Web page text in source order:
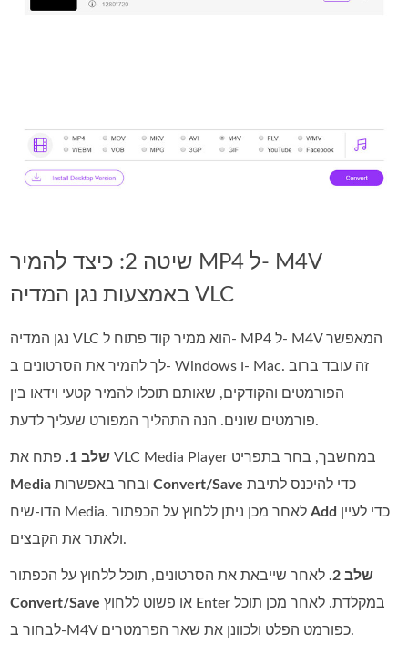
שיטה 2: כיצד להמיר MP4 ל- M4V
באמצעות נגן המדיה VLC
נגן המדיה VLC הוא ממיר קוד פתוח ל- MP4 ל- M4V המאפשר
לך להמיר את הסרטונים ב- Windows ו- Mac. זה עובד ברוב
הפורמטים והקודקים, שאותם תוכלו להמיר קטעי וידאו בין
פורמטים שונים. הנה התהליך המפורט שעליך לדעת.
שלב 1.
פתח את VLC Media Player במחשבך, בחר בתפריט
Media
ובחר באפשרותConvert/Save כדי להיכנס לתיבת
הדו‑שיח Media. לאחר מכן ניתן ללחוץ על הכפתורAdd
ולאתר את הקבצים.
שלב 2.
לאחר שייבאת את הסרטונים, תוכל ללחוץ על הכפתור
Convert/Save או פשוט ללחוץ Enter במקלדת. לאחר מכן תוכל
לבחור ב‑M4V כפורמט הפלט ולכוונן את שאר הפרמטרים.